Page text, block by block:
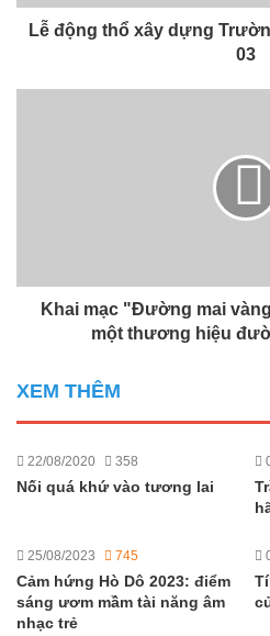
Lễ động thổ xây dựng
03
Khai mạc "Đường mai
một thương hiệu
XEM THÊM
22/08/2020 358
Nối quá khứ vào tương lai
25/08/2023 745
Cảm hứng Hò Dô 2023: điểm
sáng ươm mầm tài năng âm
nhạc trẻ